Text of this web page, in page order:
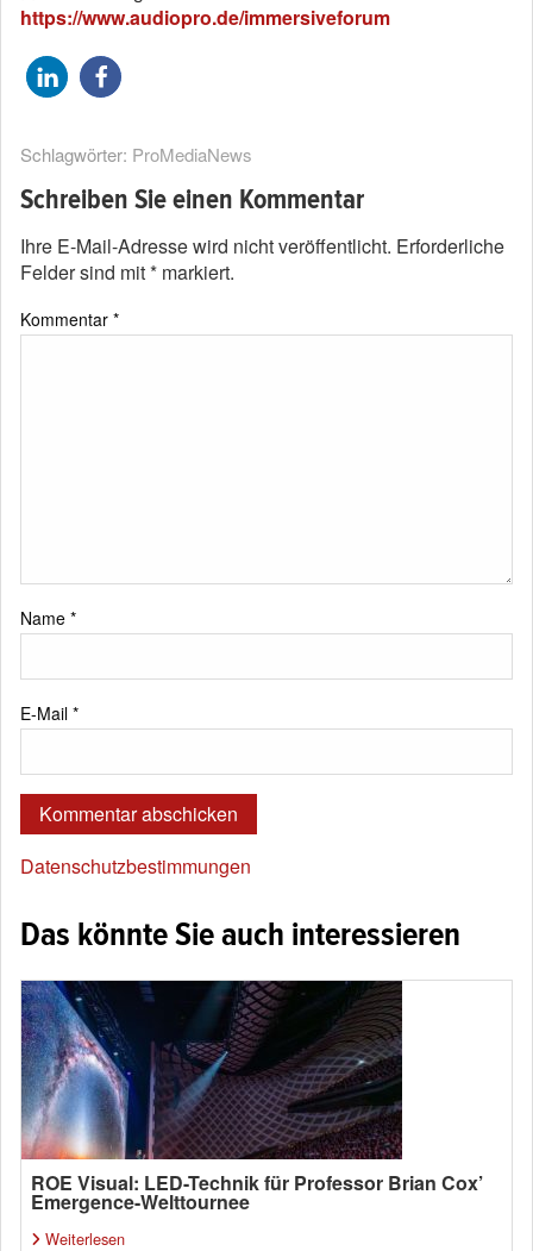
https://www.audiopro.de/immersiveforum
Schlagwörter: ProMediaNews
Schreiben Sie einen Kommentar
Ihre E-Mail-Adresse wird nicht veröffentlicht. Erforderliche
Felder sind mit* markiert.
Kommentar *
Name *
E-Mail *
Datenschutzbestimmungen
Das könnte Sie auch interessieren
ROE Visual: LED-Technik für Professor Brian Cox’
Emergence-Welttournee
Weiterlesen